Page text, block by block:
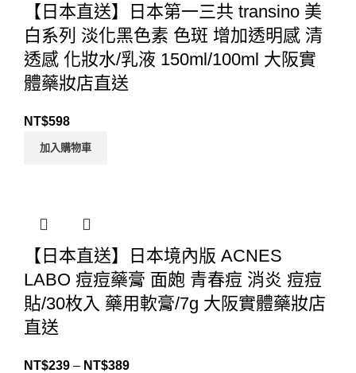
【日本直送】日本第一三共 transino 美
白系列 淡化黑色素 色斑 增加透明感 清
透感 化妝水/乳液 150ml/100ml 大阪實
體藥妝店直送
NT$598
加入購物車
【日本直送】日本境內版 ACNES
LABO 痘痘藥膏 面皰 青春痘 消炎 痘痘
貼/30枚入 藥用軟膏/7g 大阪實體藥妝店
直送
NT$239 – NT$389